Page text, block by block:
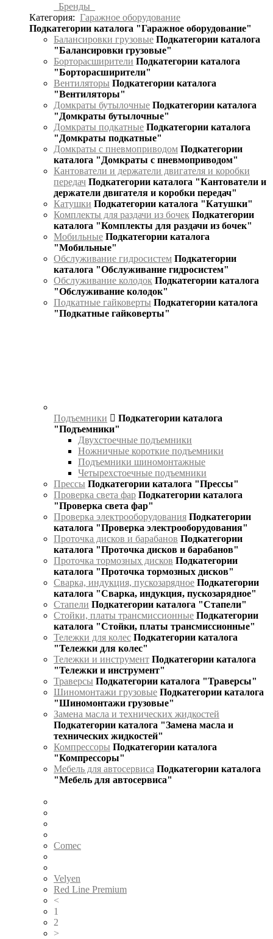
Бренды
Категория: Гаражное оборудование
Подкатегории каталога "Гаражное оборудование"
Балансировки грузовые Подкатегории каталога
"Балансировки грузовые"
Борторасширители Подкатегории каталога
"Борторасширители"
Вентиляторы Подкатегории каталога
"Вентиляторы"
Домкраты бутылочные Подкатегории каталога
"Домкраты бутылочные"
Домкраты подкатные Подкатегории каталога
"Домкраты подкатные"
Домкраты с пневмоприводом Подкатегории
каталога "Домкраты с пневмоприводом"
Кантователи и держатели двигателя и коробки
передач Подкатегории каталога "Кантователи и
держатели двигателя и коробки передач"
Катушки Подкатегории каталога "Катушки"
Комплекты для раздачи из бочек Подкатегории
каталога "Комплекты для раздачи из бочек"
Мобильные Подкатегории каталога
"Мобильные"
Обслуживание гидросистем Подкатегории
каталога "Обслуживание гидросистем"
Обслуживание колодок Подкатегории каталога
"Обслуживание колодок"
Подкатные гайковерты Подкатегории каталога
"Подкатные гайковерты"
Подъемники
Подкатегории каталога
"Подъемники"
Двухстоечные подъемники
Ножничные короткие подъемники
Подъемники шиномонтажные
Четырехстоечные подъемники
Прессы Подкатегории каталога "Прессы"
Проверка света фар Подкатегории каталога
"Проверка света фар"
Проверка электрооборудования Подкатегории
каталога "Проверка электрооборудования"
Проточка дисков и барабанов Подкатегории
каталога "Проточка дисков и барабанов"
Проточка тормозных дисков Подкатегории
каталога "Проточка тормозных дисков"
Сварка, индукция, пускозарядное Подкатегории
каталога "Сварка, индукция, пускозарядное"
Стапели Подкатегории каталога "Стапели"
Стойки, платы трансмиссионные Подкатегории
каталога "Стойки, платы трансмиссионные"
Тележки для колес Подкатегории каталога
"Тележки для колес"
Тележки и инструмент Подкатегории каталога
"Тележки и инструмент"
Траверсы Подкатегории каталога "Траверсы"
Шиномонтажи грузовые Подкатегории каталога
"Шиномонтажи грузовые"
Замена масла и технических жидкостей
Подкатегории каталога "Замена масла и
технических жидкостей"
Компрессоры Подкатегории каталога
"Компрессоры"
Мебель для автосервиса Подкатегории каталога
"Мебель для автосервиса"
Comec
Velyen
Red Line Premium
<
1
2
>